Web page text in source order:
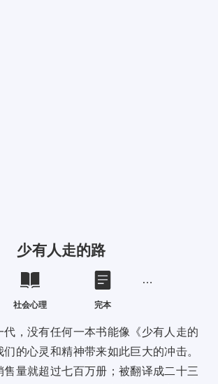
少有人走的路
社会心理 完本
代，没有任何一本书能像《少有人走的
的心灵和精神带来如此巨大的冲击。
售量就超过七百万册；被翻译成二十三